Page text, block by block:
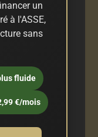
un
à l'ASSE,
sans
fluide
€/mois